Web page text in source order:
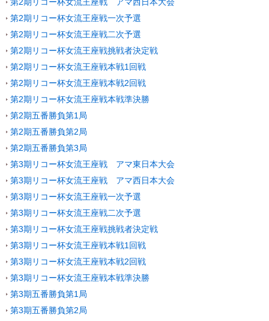
第2期リコー杯女流王座戦 アマ西日本大会
第2期リコー杯女流王座戦一次予選
第2期リコー杯女流王座戦二次予選
第2期リコー杯女流王座戦挑戦者決定戦
第2期リコー杯女流王座戦本戦1回戦
第2期リコー杯女流王座戦本戦2回戦
第2期リコー杯女流王座戦本戦準決勝
第2期五番勝負第1局
第2期五番勝負第2局
第2期五番勝負第3局
第3期リコー杯女流王座戦 アマ東日本大会
第3期リコー杯女流王座戦 アマ西日本大会
第3期リコー杯女流王座戦一次予選
第3期リコー杯女流王座戦二次予選
第3期リコー杯女流王座戦挑戦者決定戦
第3期リコー杯女流王座戦本戦1回戦
第3期リコー杯女流王座戦本戦2回戦
第3期リコー杯女流王座戦本戦準決勝
第3期五番勝負第1局
第3期五番勝負第2局